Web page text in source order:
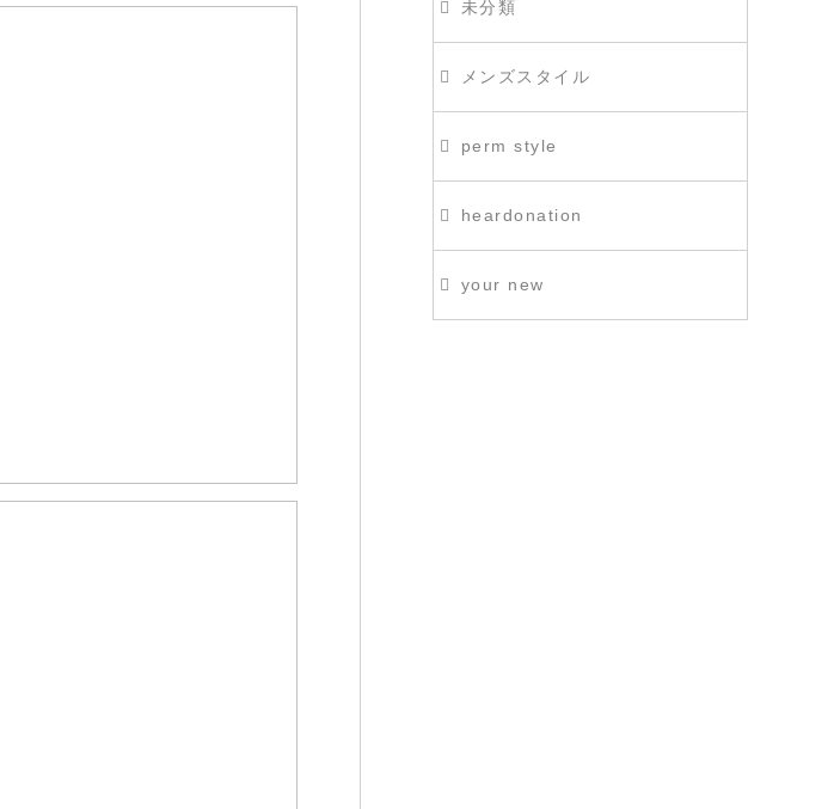
未分類
メンズスタイル
perm style
heardonation
your new